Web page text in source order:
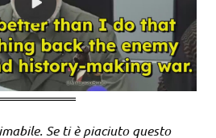
Se ti è piaciuto questo